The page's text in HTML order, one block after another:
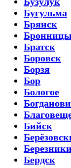
Бугульма
Брянск
Бронницы
Братск
Боровск
Борзя
Бор
Бологое
Бийск
Березники
Бердск